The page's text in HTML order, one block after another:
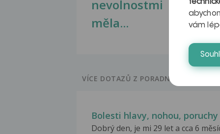
nevolnostmi
měla...
VÍCE DOTAZŮ Z PORADNY
Bolesti hlavy, nohou,
Dobrý den, je mi 29 let a cca 6
vám